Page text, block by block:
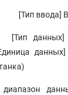
[Тип ввода]
[Тип данных]
диапазон